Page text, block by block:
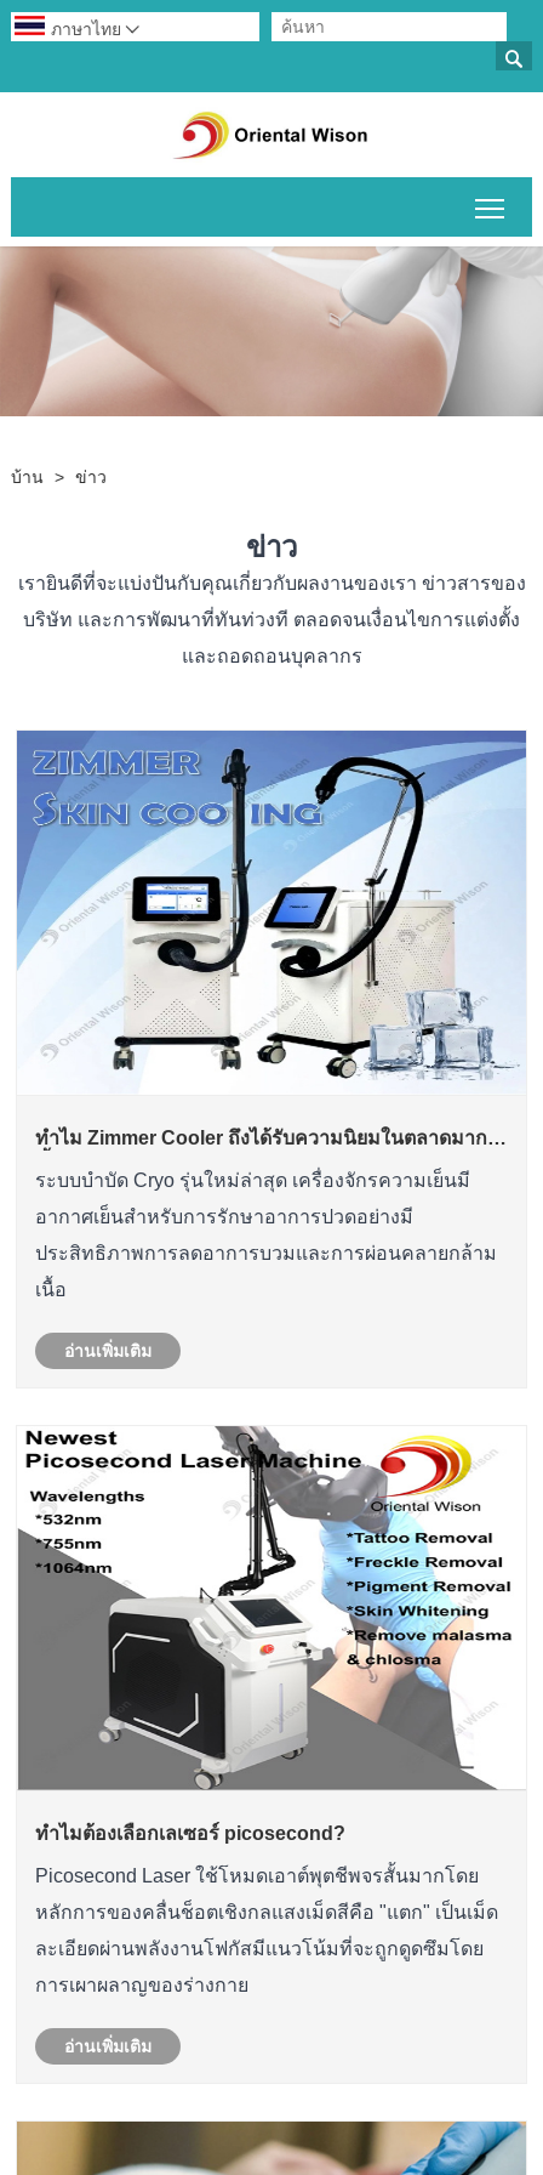

ภาษาไทย 
บ้าน > ข่าว
ข่าว
เรายินดีที่จะแบ่งปันกับคุณเกี่ยวกับผลงานของเรา ข่าวสารของ
บริษัท และการพัฒนาที่ทันท่วงที ตลอดจนเงื่อนไขการแต่งตั้ง
และถอดถอนบุคลากร
ทำไม Zimmer Cooler ถึงได้รับความนิยมในตลาดมาก
ระบบบำบัด Cryo รุ่นใหม่ล่าสุด เครื่องจักรความเย็นมี
อากาศเย็นสำหรับการรักษาอาการปวดอย่างมี
ประสิทธิภาพการลดอาการบวมและการผ่อนคลายกล้าม
เนื้อ
อ่านเพิ่มเติม
ทำไมต้องเลือกเลเซอร์ picosecond?
Picosecond Laser ใช้โหมดเอาต์พุตชีพจรสั้นมากโดย
หลักการของคลื่นช็อตเชิงกลแสงเม็ดสีคือ "แตก" เป็นเม็ด
ละเอียดผ่านพลังงานโฟกัสมีแนวโน้มที่จะถูกดูดซึมโดย
การเผาผลาญของร่างกาย
อ่านเพิ่มเติม